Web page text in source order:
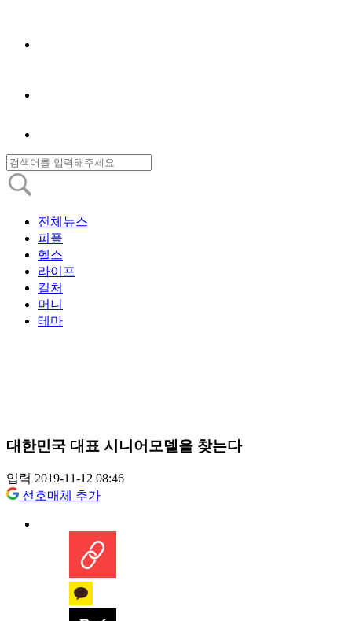
전체뉴스
피플
헬스
라이프
컬처
머니
테마
대한민국 대표 시니어모델을 찾는다
입력 2019-11-12 08:46
선호매체 추가